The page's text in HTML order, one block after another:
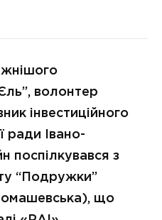
волонтер
інвестиційного
ради Івано-
поспілкувався з
“Подружки”
що